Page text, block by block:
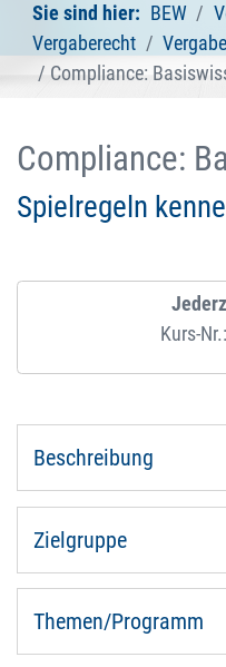
Sie sind hier: BEW
Vergaberecht
Compliance:
Compliance:
Spielregeln
Kurs-
Beschreibung
Zielgruppe
Themen/Programm